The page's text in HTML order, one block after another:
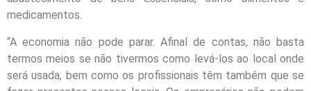
medicamentos.
“A economia não pode parar. Afinal de contas, não basta
termos meios se não tivermos como levá-los ao local onde
será usada, bem como os profissionais têm também que se